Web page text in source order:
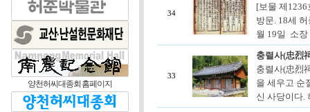
양천허씨대종회 홈페이지
34
[보물 제
방문. 18세
월 19일 소
33
충렬사(忠烈
충렬사(忠烈
을 세우고 순
신 사당이다.